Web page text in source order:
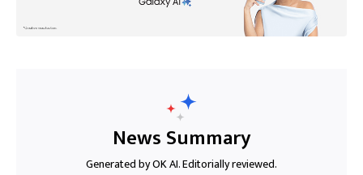
News Summary
Generated by OK AI. Editorially reviewed.